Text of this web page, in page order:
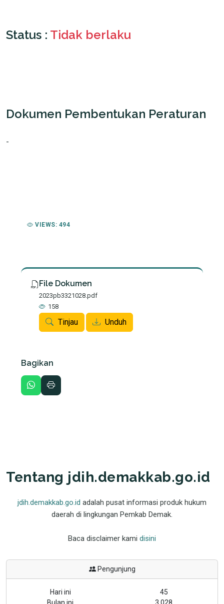
Status : Tidak berlaku
Dokumen Pembentukan Peraturan
-
VIEWS: 494
File Dokumen
2023pb3321028.pdf
158
Tinjau Unduh
Bagikan
Tentang jdih.demakkab.go.id
jdih.demakkab.go.id adalah pusat informasi produk hukum
daerah di lingkungan Pemkab Demak.
Baca disclaimer kami disini
Pengunjung
Hari ini
45